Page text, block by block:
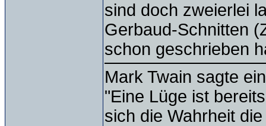
sind doch zweierlei
Gerbaud-Schnitten
schon geschrieben
Mark Twain sagte
"Eine Lüge ist
sich die Wahrheit